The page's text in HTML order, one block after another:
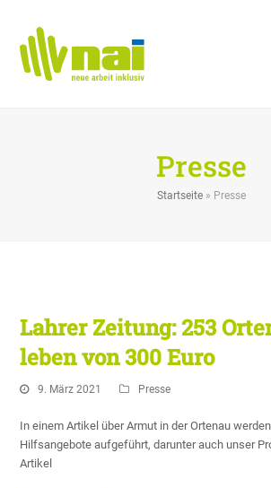
Presse
Startseite» Presse
Lahrer Zeitung: 253
leben von 300 Euro
9. März 2021 Presse
In einem Artikel über Armut in der Ortenau
Hilfsangebote aufgeführt, darunter auch unser
Artikel